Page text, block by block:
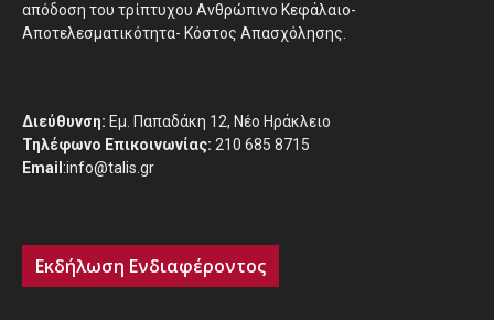
απόδοση του τρίπτυχου Ανθρώπινο Κεφάλαιο-
Αποτελεσματικότητα- Κόστος Απασχόλησης.
Διεύθυνση: Εμ. Παπαδάκη 12, Νέο Ηράκλειο
Τηλέφωνο Επικοινωνίας: 210 685 8715
Email :info@talis.gr
Εκδήλωση Ενδιαφέροντος